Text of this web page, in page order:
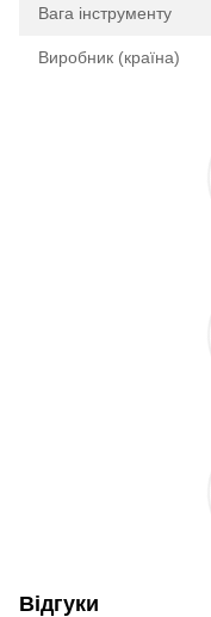
Вага інструменту
Виробник (країна)
Відгуки